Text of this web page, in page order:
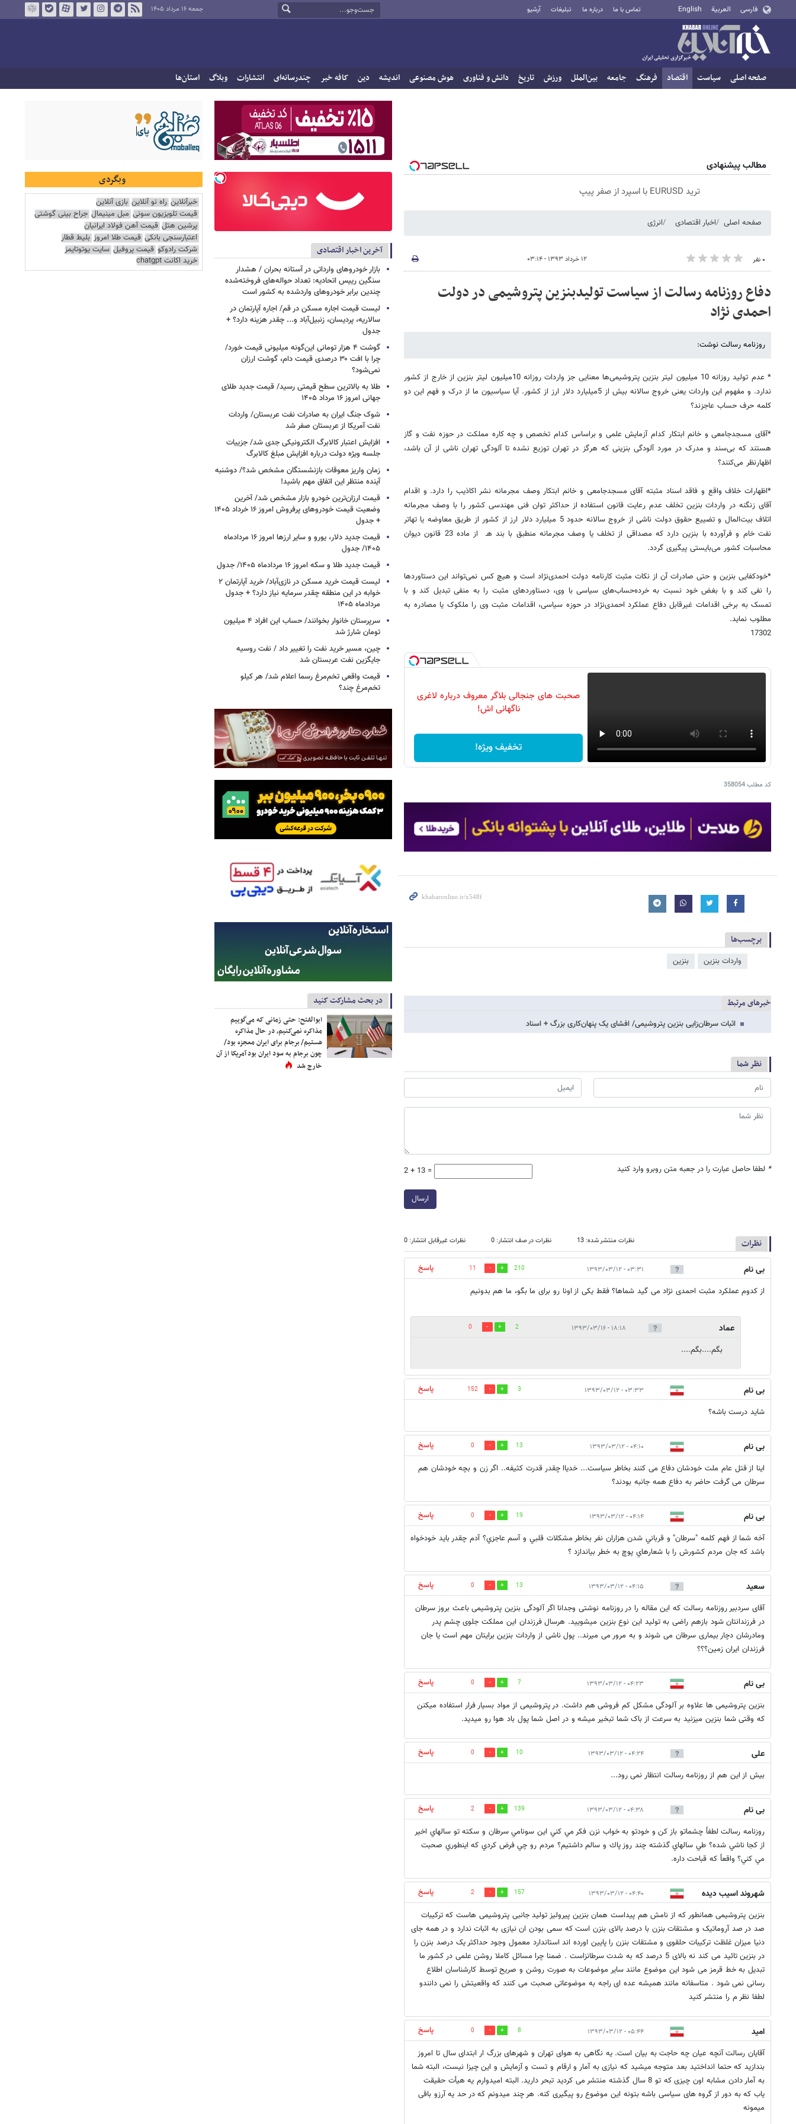
فارسی العربية English تماس با ما درباره ما تبلیغات آرشیو جمعه ۱۶ مرداد ۱۴۰۵
صفحه اصلی سیاست اقتصاد فرهنگ جامعه بین‌الملل ورزش تاریخ دانش و فناوری هوش مصنوعی اندیشه دین کافه خبر چندرسانه‌ای انتشارات وبلاگ استان‌ها
مطالب پیشنهادی
ترید EURUSD با اسپرد از صفر پیپ
صفحه اصلی اخبار اقتصادی انرژی
۰ نفر ۱۲ خرداد ۱۳۹۳ - ۰۳:۱۴
دفاع روزنامه رسالت از سیاست تولیدبنزین پتروشیمی در دولت
احمدی نژاد
روزنامه رسالت نوشت:
* عدم تولید روزانه 10 میلیون لیتر بنزین پتروشیمی‌ها معنایی جز واردات روزانه 10میلیون لیتر بنزین از خارج از کشور
ندارد. و مفهوم این واردات یعنی خروج سالانه بیش از 5میلیارد دلار ارز از کشور. آیا سیاسیون ما از درک و فهم این دو
کلمه حرف حساب عاجزند؟
*آقای مسجدجامعی و خانم ابتکار کدام آزمایش علمی و براساس کدام تخصص و چه کاره مملکت در حوزه نفت و گاز
هستند که بی‌سند و مدرک در مورد آلودگی بنزینی که هرگز در تهران توزیع نشده تا آلودگی تهران ناشی از آن باشد،
اظهارنظر می‌کنند؟
*اظهارات خلاف واقع و فاقد اسناد مثبته آقای مسجدجامعی و خانم ابتکار وصف مجرمانه نشر اکاذیب را دارد. و اقدام
آقای زنگنه در واردات بنزین تخلف عدم رعایت قانون استفاده از حداکثر توان فنی مهندسی کشور را با وصف مجرمانه
اتلاف بیت‌المال و تضییع حقوق دولت ناشی از خروج سالانه حدود 5 میلیارد دلار ارز از کشور از طریق معاوضه یا تهاتر
نفت خام و فرآورده با بنزین دارد که مصداقی از تخلف یا وصف مجرمانه منطبق با بند هـ از ماده 23 قانون دیوان
محاسبات کشور می‌بایستی پیگیری گردد.
*خودکفایی بنزین و حتی صادرات آن از نکات مثبت کارنامه دولت احمدی‌نژاد است و هیچ کس نمی‌تواند این دستاوردها
را نفی کند و با بغض خود نسبت به خرده‌حساب‌های سیاسی با وی، دستاوردهای مثبت را به منفی تبدیل کند و با
تمسک به برخی اقدامات غیرقابل دفاع عملکرد احمدی‌نژاد در حوزه سیاسی، اقدامات مثبت وی را ملکوک یا مصادره به
مطلوب نماید.
17302
صحبت های جنجالی بلاگر معروف درباره لاغری
ناگهانی اش!
تخفیف ویژه!
کد مطلب358054
برچسب‌ها
واردات بنزین بنزین
خبرهای مرتبط
اثبات سرطان‌زایی بنزین پتروشیمی/ افشای یک پنهان‌کاری بزرگ + اسناد
نظر شما
* لطفا حاصل عبارت را در جعبه متن روبرو وارد کنید 2 + 13 =
ارسال
نظرات نظرات منتشر شده: 13 نظرات در صف انتشار: 0 نظرات غیرقابل انتشار: 0
بی نام ۰۳:۳۱ - ۱۳۹۳/۰۳/۱۲ 210
11
پاسخ
از کدوم عملکرد مثبت احمدی نژاد می گید شماها؟ فقط یکی از اونا رو برای ما بگو، ما هم بدونیم
عماد ۱۸:۱۸ - ۱۳۹۳/۰۳/۱۶ 2
0
بگم....بگم....
بی نام ۰۳:۳۳ - ۱۳۹۳/۰۳/۱۲ 3
152
پاسخ
شاید درست باشه؟
بی نام ۰۴:۱۰ - ۱۳۹۳/۰۳/۱۲ 13
0
پاسخ
اینا از قتل عام ملت خودشان دفاع می کنند بخاطر سیاست... خدیاا چقدر قدرت کثیفه.. اگر زن و بچه خودشان هم
سرطان می گرفت حاضر به دفاع همه جانبه بودند؟
بی نام ۰۴:۱۴ - ۱۳۹۳/۰۳/۱۲ 19
0
پاسخ
آخه شما از فهم كلمه "سرطان" و قرباني شدن هزاران نفر بخاطر مشكلات قلبي و آسم عاجزي؟ آدم چقدر بايد خودخواه
باشد كه جان مردم كشورش را با شعارهاي پوچ به خطر بياندازد ؟
سعید ۰۴:۱۵ - ۱۳۹۳/۰۳/۱۲ 13
0
پاسخ
آقای سردبیر روزنامه رسالت که این مقاله را در روزنامه نوشتی وجدانا اگر آلودگی بنزین پتروشیمی باعـث بروز سرطان
در فرزندانتان شود بازهم راضی به تولید این نوع بنزین میشویید. هرسال فرزندان این مملکت جلوی چشم پدر
ومادرشان دچار بیماری سرطان می شوند و به مرور می میرند.. پول ناشی از واردات بنزین برایتان مهم است یا جان
فرزندان ایران زمین؟؟؟
بی نام ۰۴:۲۳ - ۱۳۹۳/۰۳/۱۲ 7
0
پاسخ
بنزین پتروشیمی ها علاوه بر آلودگی مشکل کم فروشی هم داشت. در پتروشیمی از مواد بسیار فرار استفاده میکنن
که وقتی شما بنزین میزنید به سرعت از باک شما تبخیر میشه و در اصل شما پول باد هوا رو میدید.
علی ۰۴:۲۴ - ۱۳۹۳/۰۳/۱۲ 10
0
پاسخ
بیش از این هم از روزنامه رسالت انتظار نمی رود...
بی نام ۰۴:۳۸ - ۱۳۹۳/۰۳/۱۲ 139
2
پاسخ
روزنامه رسالت لطفاً چشماتو باز كن و خودتو به خواب نزن فكر مي كني اين سونامي سرطان و سكته تو سالهاي اخير
از كجا ناشي شده؟ طي سالهاي گذشته چند روز پاك و سالم داشتيم؟ مردم رو چي فرض كردي كه اينطوري صحبت
مي كني؟ واقعاً كه قباحت داره.
شهروند اسیب دیده ۰۴:۴۰ - ۱۳۹۳/۰۳/۱۲ 157
2
پاسخ
بنزین پتروشیمی همانطور که از نامش هم پیداست همان بنزین پیرولیز تولید جانبی پتروشیمی هاست که ترکیبات
صد در صد آروماتیک و مشتقات بنزن با درصد بالای بنزن است که سمی بودن ان نیازی به اثبات ندارد و در همه جای
دنیا میزان غلظت ترکیبات حلقوی و مشتقات بنزن را پایین اورده اند استاندارد معمول وجود حداکثر یک درصد بنزن را
در بنزین تائید می کند نه بالای 5 درصد که به شدت سرطانزاست . ضمنا چرا مسائل کاملا روشن علمی در کشور ما
تبدیل به خط قرمز می شود این موضوع مانند سایر موضوعات به صورت روشن و صریح توسط کارشناسان اطلاع
رسانی نمی شود . متاسفانه مانند همیشه عده ای راجه به موضوعاتی صحبت می کنند که واقعیتش را نمی دانندو
لطفا نظر م را منتشر کنید
امید ۰۵:۴۴ - ۱۳۹۳/۰۳/۱۲ 8
0
پاسخ
آقایان رسالت آنچه عیان چه حاجت به بیان است. یه نگاهی به هوای تهران و شهرهای بزرگ ار ابتدای سال تا امروز
بندازید که حتما انداختید بعد متوجه میشید که نیازی به آمار و ارقام و تست و آزمایش و این چیزا نیست، البته شما
به آمار دادن مشابه اون چیزی که تو 8 سال گذشته منتشر می کردید تبحر دارید. البته امیدوارم یه هیأت حقیقت
یاب که به دور از گروه های سیاسی باشه بتونه این موضوع رو پیگیری کنه. هر چند میدونم که در حد یه آرزو باقی
میمونه
آخرین اخبار اقتصادی
بازار خودروهای وارداتی در آستانه بحران / هشدار
سنگین رییس اتحادیه: تعداد حواله‌های فروخته‌شده
چندین برابر خودروهای واردشده به کشور است
لیست قیمت اجاره مسکن در قم/ اجاره آپارتمان در
سالاریه، پردیسان، زنبیل‌آباد و... چقدر هزینه دارد؟ +
جدول
گوشت ۴ هزار تومانی این‌گونه میلیونی قیمت خورد/
چرا با افت ۳۰ درصدی قیمت دام، گوشت ارزان
نمی‌شود؟
طلا به بالاترین سطح قیمتی رسید/ قیمت جدید طلای
جهانی امروز ۱۶ مرداد ۱۴۰۵
شوک جنگ ایران به صادرات نفت عربستان/ واردات
نفت آمریکا از عربستان صفر شد
افزایش اعتبار کالابرگ الکترونیکی جدی شد/ جزییات
جلسه ویژه دولت درباره افزایش مبلغ کالابرگ
زمان واریز معوقات بازنشستگان مشخص شد؟/ دوشنبه
آینده منتظر این اتفاق مهم باشید!
قیمت ارزان‌ترین خودرو بازار مشخص شد/ آخرین
وضعیت قیمت خودروهای پرفروش امروز ۱۶ خرداد ۱۴۰۵
+ جدول
قیمت جدید دلار، یورو و سایر ارزها امروز ۱۶ مردادماه
۱۴۰۵/ جدول
قیمت جدید طلا و سکه امروز ۱۶ مردادماه ۱۴۰۵/ جدول
لیست قیمت خرید مسکن در نازی‌آباد/ خرید آپارتمان ۲
خوابه در این منطقه چقدر سرمایه نیاز دارد؟ + جدول
مردادماه ۱۴۰۵
سرپرستان خانوار بخوانند/ حساب این افراد ۴ میلیون
تومان شارژ شد
چین، مسیر خرید نفت را تغییر داد / نفت روسیه
جایگزین نفت عربستان شد
قیمت واقعی تخم‌مرغ رسما اعلام شد/ هر کیلو
تخم‌مرغ چند؟
در بحث مشارکت کنید
ابوالفتح: حتی زمانی که می‌گوییم
مذاکره نمی‌کنیم، در حال مذاکره
هستیم/ برجام برای ایران معجزه بود/
چون برجام به سود ایران بود آمریکا از آن
خارج شد
وبگردی
خبرآنلاین راه نو آنلاین بازی آنلاین
قیمت تلویزیون سونی مبل مینیمال جراح بینی گوشتی
پرشین هتل قیمت آهن فولاد ایرانیان
اعتبارسنجی بانکی قیمت طلا امروز بلیط قطار
شرکت رادوکو قیمت پروفیل سایت یوتوتایمز
خرید اکانت chatgpt